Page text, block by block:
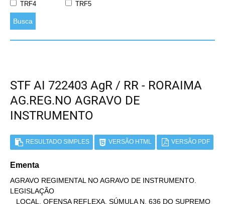
TRF4
TRF5
Busca
STF AI 722403 AgR / RR - RORAIMA
AG.REG.NO AGRAVO DE
INSTRUMENTO
RESULTADO SIMPLES VERSÃO HTML VERSÃO PDF
Ementa
AGRAVO REGIMENTAL NO AGRAVO DE INSTRUMENTO.
LEGISLAÇÃO